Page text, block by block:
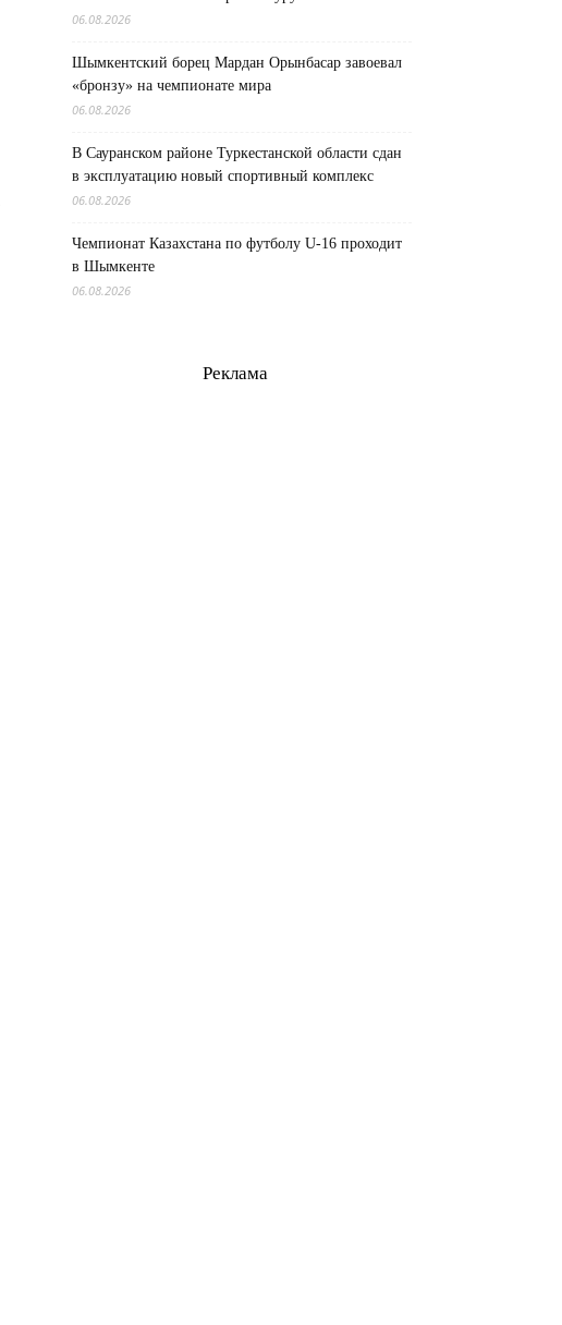
06.08.2026
Шымкентский борец Мардан Орынбасар завоевал
«бронзу» на чемпионате мира
06.08.2026
В Сауранском районе Туркестанской области сдан
в эксплуатацию новый спортивный комплекс
06.08.2026
Чемпионат Казахстана по футболу U-16 проходит
в Шымкенте
06.08.2026
Реклама